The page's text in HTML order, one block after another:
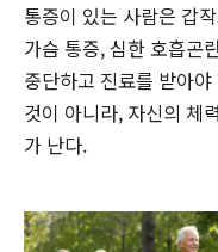
통증이 있는 사람은 갑
가슴 통증, 심한 호흡곤
중단하고 진료를 받아
것이 아니라, 자신의 체
가 난다.